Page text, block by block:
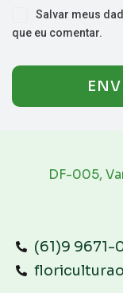
Salvar meus
que eu comentar.
DF-005,
(61)9 9671-